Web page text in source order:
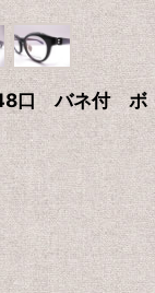
口 バネ付 ボ